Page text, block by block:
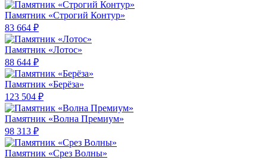
Памятник «Строгий Контур»
83 664 ₽
Памятник «Лотос»
88 644 ₽
Памятник «Берёза»
123 504 ₽
Памятник «Волна Премиум»
98 313 ₽
Памятник «Срез Волны»